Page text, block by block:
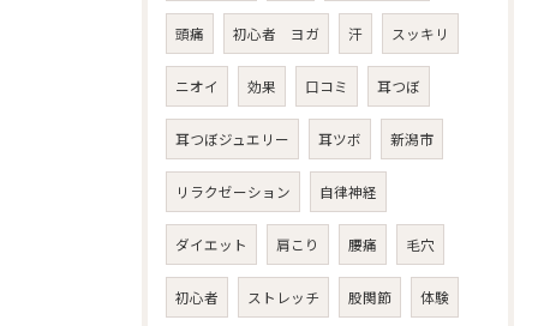
頭痛 初心者 ヨガ 汗 スッキリ
ニオイ 効果 口コミ 耳つぼ
耳つぼジュエリー 耳ツボ 新潟市
リラクゼーション 自律神経
ダイエット 肩こり 腰痛 毛穴
初心者 ストレッチ 股関節 体験